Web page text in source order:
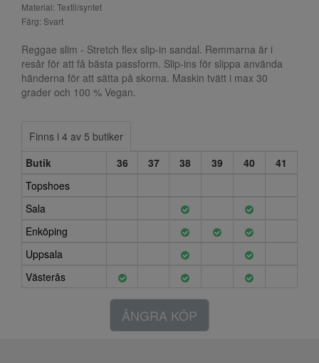
Material: Textil/syntet
Färg: Svart
Reggae slim - Stretch flex slip-in sandal. Remmarna är i
resår för att få bästa passform. Slip-ins för slippa använda
händerna för att sätta på skorna. Maskin tvätt i max 30
grader och 100 % Vegan.
Finns i 4 av 5 butiker
Butik
36 37 38 39 40
41
Topshoes
Sala
Enköping
Uppsala
Västerås
ÅNGRA KÖP